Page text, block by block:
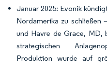
Januar 2025: Evonik
Nordamerika zu schließen
und Havre de Grace, MD,
strategischen
Produktion wurde auf